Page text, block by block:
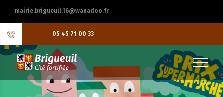
mairie.brigueuil.16@wanadoo.fr
05 45 71 00 33